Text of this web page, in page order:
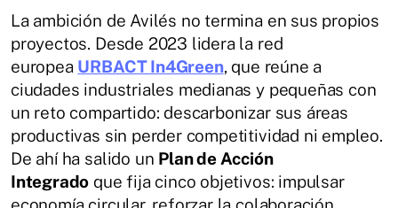
La ambición de Avilés no termina en sus propios
proyectos. Desde 2023 lidera la red
europea URBACT In4Green, que reúne a
ciudades industriales medianas y pequeñas con
un reto compartido: descarbonizar sus áreas
productivas sin perder competitividad ni empleo.
De ahí ha salido un Plan de Acción
Integrado que fija cinco objetivos: impulsar
economía circular, reforzar la colaboración